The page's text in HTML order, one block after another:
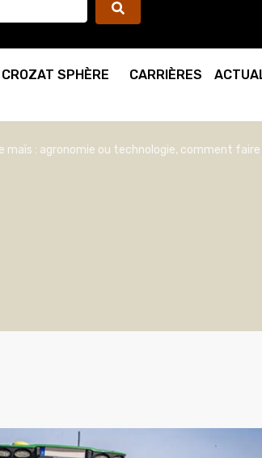
CROZAT SPHÈRE CARRIÈRES
maïs : agronomie ou technologie, comment faire